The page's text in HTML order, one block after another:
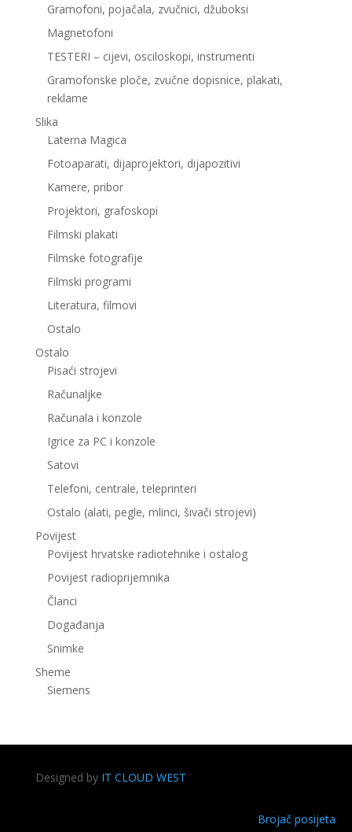
Gramofoni, pojačala, zvučnici, džuboksi
Magnetofoni
TESTERI – cijevi, osciloskopi, instrumenti
Gramofonske ploče, zvučne dopisnice, plakati,
reklame
Slika
Laterna Magica
Fotoaparati, dijaprojektori, dijapozitivi
Kamere, pribor
Projektori, grafoskopi
Filmski plakati
Filmske fotografije
Filmski programi
Literatura, filmovi
Ostalo
Ostalo
Pisaći strojevi
Računaljke
Računala i konzole
Igrice za PC i konzole
Satovi
Telefoni, centrale, teleprinteri
Ostalo (alati, pegle, mlinci, šivači strojevi)
Povijest
Povijest hrvatske radiotehnike i ostalog
Povijest radioprijemnika
Članci
Događanja
Snimke
Sheme
Siemens
Designed by IT CLOUD WEST
Brojač posijeta